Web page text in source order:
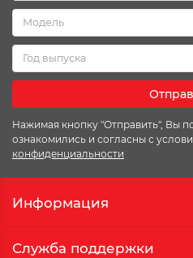
Нажимая кнопку "Отправить", Вы
ознакомились и согласны с
конфиденциальности
Информация
Служба поддержки